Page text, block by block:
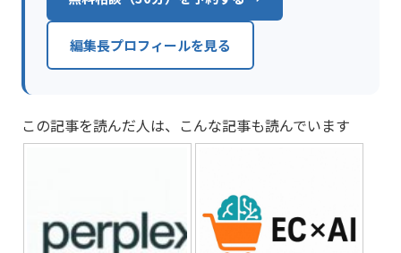
編集長プロフィールを見る
この記事を読んだ人は、こんな記事も読んでいます